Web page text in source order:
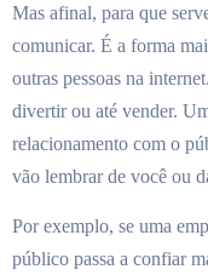
Mas afinal, para que
comunicar. É a forma
outras pessoas na
divertir ou até vender.
relacionamento com o
vão lembrar de você ou
Por exemplo, se uma
público passa a confiar